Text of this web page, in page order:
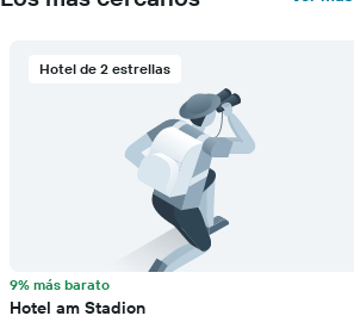
Hotel de 2 estrellas
9% más barato
Hotel am Stadion